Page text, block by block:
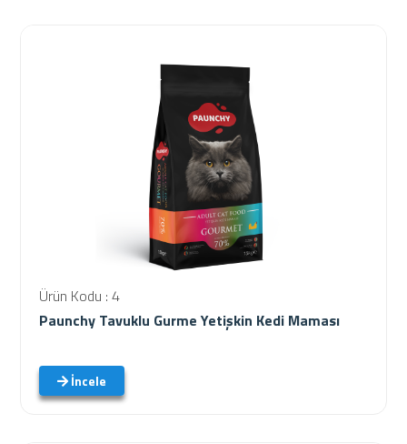
Ürün Kodu : 4
Paunchy Tavuklu Gurme Yetişkin Kedi Maması
İncele